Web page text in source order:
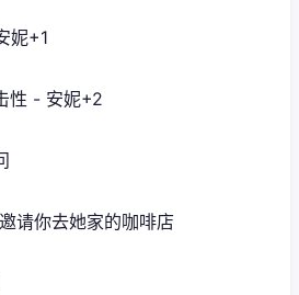
妮+1
性 - 安妮+2
请你去她家的咖啡店